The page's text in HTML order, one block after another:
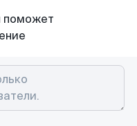
поможет